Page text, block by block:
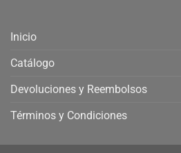
Inicio
Catálogo
Devoluciones y Reembolsos
Términos y Condiciones